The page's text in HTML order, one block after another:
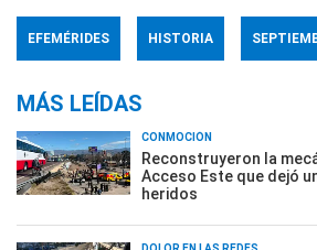
EFEMÉRIDES HISTORIA
MÁS LEÍDAS
CONMOCIÓN
Reconstruyeron la
Acceso Este que dejó
heridos